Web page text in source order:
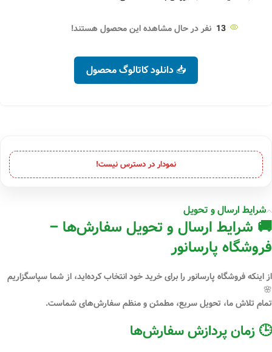
13 نفر در حال مشاهده این محصول هستند!
📥 دانلود کاتالوگ محصول
نمودار در دسترس نیست!
شرایط ارسال و تحویل
🚚 شرایط ارسال و تحویل سفارش‌ها –
فروشگاه پارسانور
از اینکه فروشگاه پارسانوررا برای خرید خود انتخاب کرده‌اید، از شما سپاسگزاریم
🌸
تمام تلاش ما، تحویل سریع، مطمئن و منظم سفارش‌های شماست.
🕒 زمان پردازش سفارش‌ها